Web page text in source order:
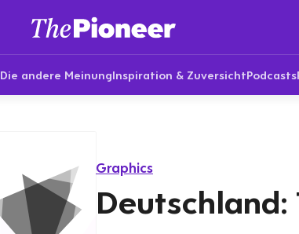
Die andere MeinungInspiration & ZuversichtPodcasts
Graphics
Deutschland: